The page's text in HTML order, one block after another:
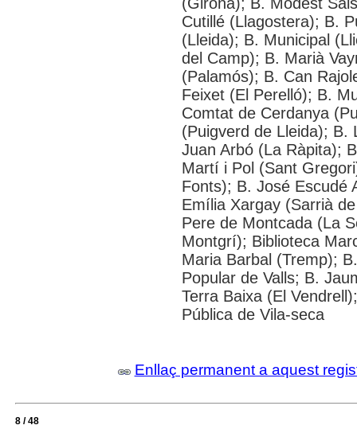
Cutillé (Llagostera); B.
(Lleida); B. Municipal
del Camp); B. Marià
(Palamós); B. Can
Feixet (El Perelló); B.
Comtat de Cerdanya
(Puigverd de Lleida); B.
Juan Arbó (La Ràpita);
Martí i Pol (Sant
Fonts); B. José Escudé
Emília Xargay (Sarrià
Pere de Montcada (La
Montgrí); Biblioteca
Maria Barbal (Tremp);
Popular de Valls; B.
Terra Baixa (El
Pública de Vila-seca
Enllaç permanent a aquest
8 / 48